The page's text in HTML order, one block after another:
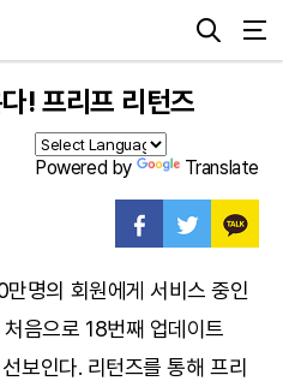
! 프리프 리턴즈
Powered by Translate
명의 회원에게 서비스 중인
음으로 18번째 업데이트
보인다. 리턴즈를 통해 프리